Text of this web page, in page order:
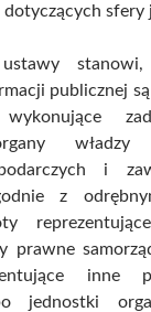
sfery
stanowi,
publicznej
i
z
prawne
inne
jednostki